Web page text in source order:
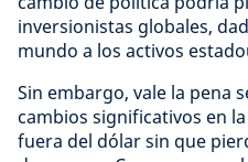
inversionistas globales,
mundo a los activos
Sin embargo, vale la pena
cambios significativos en
fuera del dólar sin que